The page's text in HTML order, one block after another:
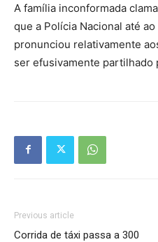
A família inconformada
que a Polícia Nacional até
pronunciou relativamente
ser efusivamente partilhado
Previous article
Corrida de táxi passa a 300